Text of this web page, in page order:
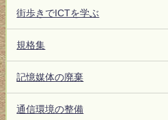
街歩きでICTを学ぶ
規格集
記憶媒体の廃棄
通信環境の整備